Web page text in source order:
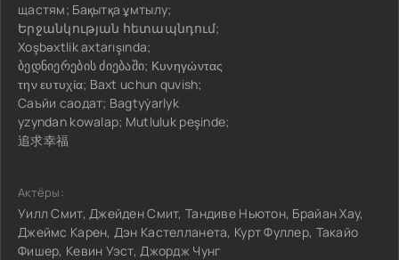
щастям; Бақытқа ұмтылу;
Երջանկության հետապնդում;
Xoşbəxtlik axtarışında;
ბედნიერების ძიებაში; Κυνηγώντας
την ευτυχία; Baxt uchun quvish;
Саъйи саодат; Bagtyýarlyk
yzyndan kowalap; Mutluluk peşinde;
追求幸福
Актёры:
Уилл Смит, Джейден Смит, Тандиве Ньютон, Брайан Хау,
Джеймс Карен, Дэн Кастелланета, Курт Фуллер, Такайо
Фишер, Кевин Уэст, Джордж Чунг